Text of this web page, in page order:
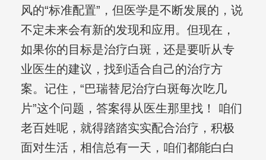
风的“标准配置”，但医学是不断发展的，说
不定未来会有新的发现和应用。但现在，
如果你的目标是治疗白斑，还是要听从专
业医生的建议，找到适合自己的治疗方
案。记住，“巴瑞替尼治疗白斑每次吃几
片”这个问题，答案得从医生那里找！ 咱们
老百姓呢，就得踏踏实实配合治疗，积极
面对生活，相信总有一天，咱们都能白白